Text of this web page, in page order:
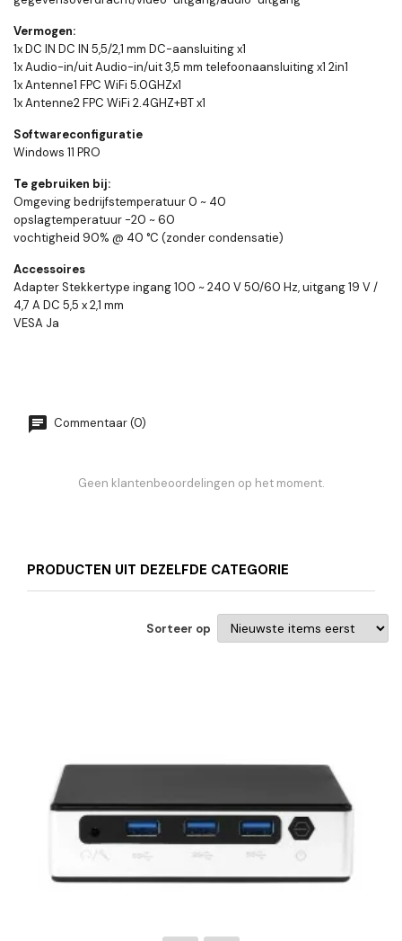
Vermogen:
1x DC IN DC IN 5,5/2,1 mm DC-aansluiting x1
1x Audio-in/uit Audio-in/uit 3,5 mm telefoonaansluiting x1 2in1
1x Antenne1 FPC WiFi 5.0GHZx1
1x Antenne2 FPC WiFi 2.4GHZ+BT x1
Softwareconfiguratie
Windows 11 PRO
Te gebruiken bij:
Omgeving bedrijfstemperatuur 0 ~ 40
opslagtemperatuur -20 ~ 60
vochtigheid 90% @ 40 °C (zonder condensatie)
Accessoires
Adapter Stekkertype ingang 100 ~ 240 V 50/60 Hz, uitgang 19 V /
4,7 A DC 5,5 x 2,1 mm
VESA Ja
Commentaar (0)
Geen klantenbeoordelingen op het moment.
PRODUCTEN UIT DEZELFDE CATEGORIE
Sorteer op